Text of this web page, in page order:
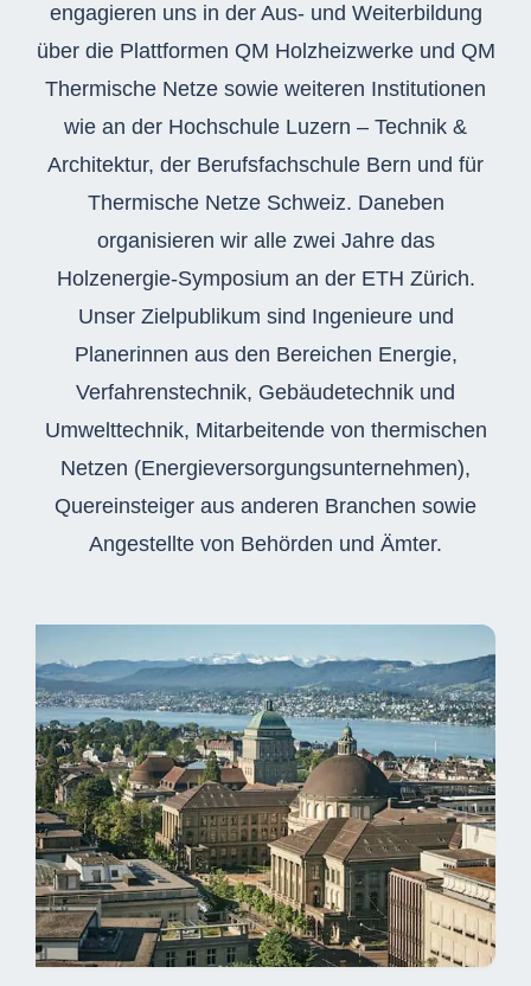
engagieren uns in der Aus- und Weiterbildung
über die Plattformen QM Holzheizwerke und QM
Thermische Netze sowie weiteren Institutionen
wie an der Hochschule Luzern – Technik &
Architektur, der Berufsfachschule Bern und für
Thermische Netze Schweiz. Daneben
organisieren wir alle zwei Jahre das
Holzenergie-Symposium an der ETH Zürich.
Unser Zielpublikum sind Ingenieure und
Planerinnen aus den Bereichen Energie,
Verfahrenstechnik, Gebäudetechnik und
Umwelttechnik, Mitarbeitende von thermischen
Netzen (Energieversorgungsunternehmen),
Quereinsteiger aus anderen Branchen sowie
Angestellte von Behörden und Ämter.